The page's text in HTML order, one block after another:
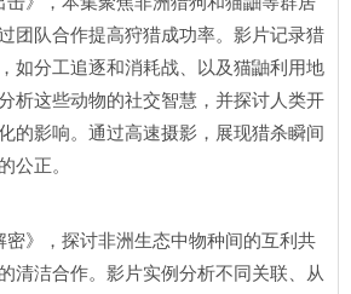
团队合作提高狩猎成功率。影片记录猎
如分工追逐和消耗战、以及猫鼬利用地
析这些动物的社交智慧，并探讨人类开
的影响。通过高速摄影，展现猎杀瞬间
公正。
密》，探讨非洲生态中物种间的互利共
清洁合作。影片实例分析不同关联、从